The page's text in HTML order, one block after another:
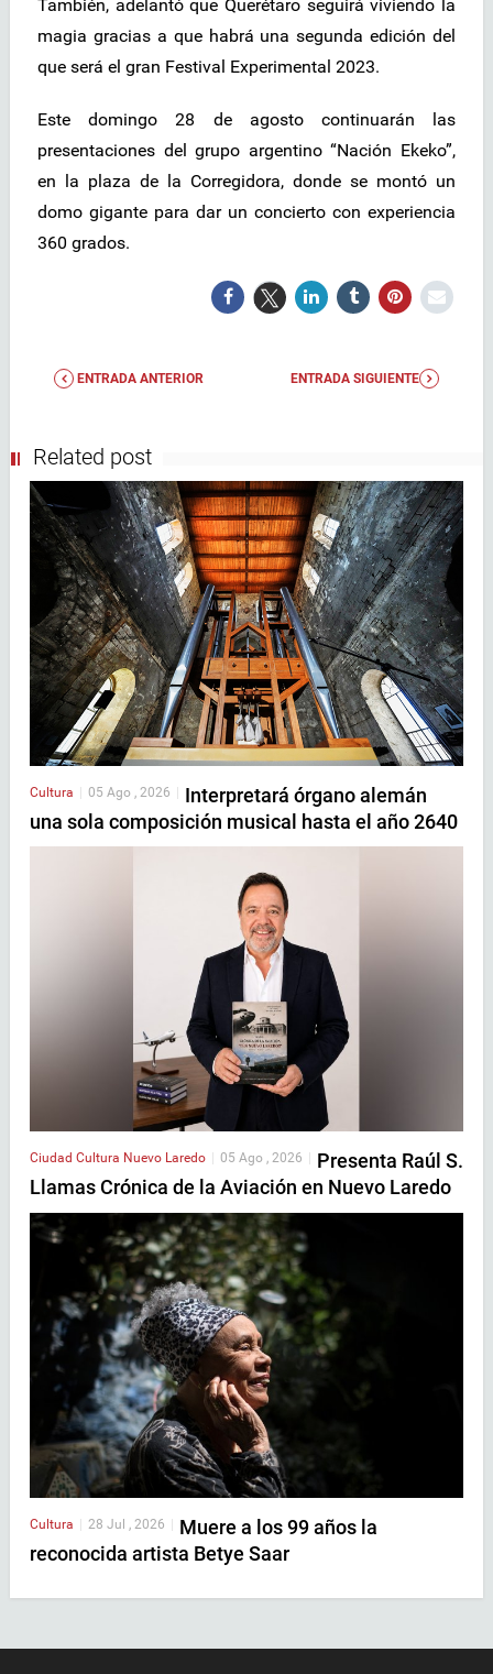
También, adelantó que Querétaro seguirá viviendo la
magia gracias a que habrá una segunda edición del
que será el gran Festival Experimental 2023.
Este domingo 28 de agosto continuarán las
presentaciones del grupo argentino “Nación Ekeko”,
en la plaza de la Corregidora, donde se montó un
domo gigante para dar un concierto con experiencia
360 grados.
ENTRADA ANTERIOR ENTRADA SIGUIENTE
Related post
Cultura 05 Ago , 2026
Interpretará órgano alemán
una sola composición musical hasta el año 2640
Ciudad Cultura Nuevo Laredo 05 Ago , 2026
Presenta Raúl S.
Llamas Crónica de la Aviación en Nuevo Laredo
Cultura | 28 Jul , 2026 | Muere a los 99 años la
reconocida artista Betye Saar